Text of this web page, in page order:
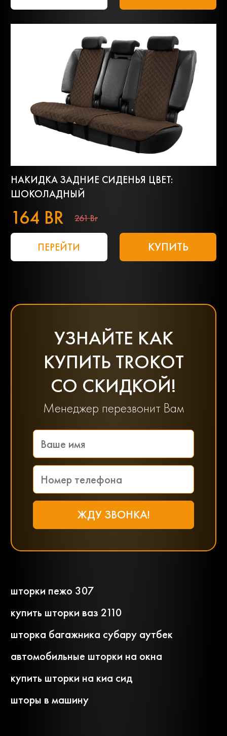
НАКИДКА ЗАДНИЕ СИДЕНЬЯ ЦВЕТ:
ШОКОЛАДНЫЙ
164 BR 261 Br
ПЕРЕЙТИ КУПИТЬ
УЗНАЙТЕ КАК
КУПИТЬ TROKOT
СО СКИДКОЙ!
Менеджер перезвонит Вам
шторки пежо 307
купить шторки ваз 2110
шторка багажника субару аутбек
автомобильные шторки на окна
купить шторки на киа сид
шторы в машину